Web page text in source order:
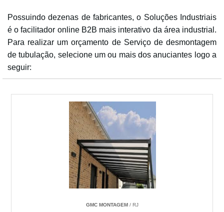
Possuindo dezenas de fabricantes, o Soluções Industriais
é o facilitador online B2B mais interativo da área industrial.
Para realizar um orçamento de Serviço de desmontagem
de tubulação, selecione um ou mais dos anuciantes logo a
seguir:
GMC MONTAGEM/ RJ